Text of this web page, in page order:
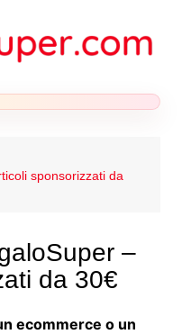
sponsorizzati da
–
da 30€
ecommerce o un